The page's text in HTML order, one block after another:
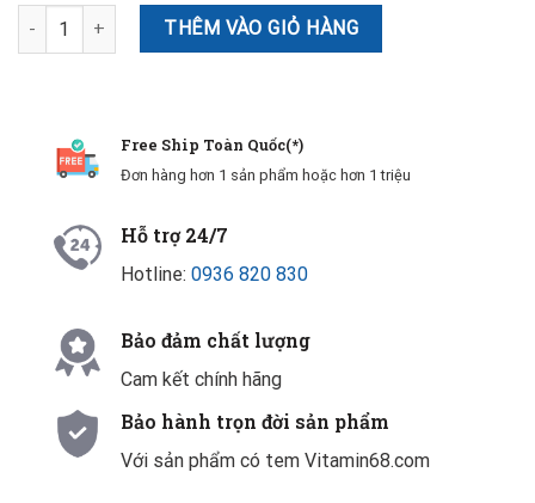
Viên uống hỗ trợ xương khớp Kirkland Calcium Citrate
THÊM VÀO GIỎ HÀNG
Free Ship Toàn Quốc(*)
Đơn hàng hơn 1 sản phẩm hoặc hơn 1 triệu
Hỗ trợ 24/7
Hotline: 0936 820 830
Bảo đảm chất lượng
Cam kết chính hãng
Bảo hành trọn đời sản phẩm
Với sản phẩm có tem Vitamin68.com